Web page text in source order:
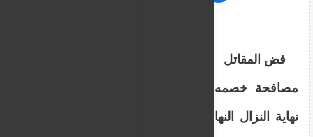
فض المقاتل الكازاخستاني سيريك ألديار
مصافحة خصمه الإسرائيلي عمري حبيب بعد
نهاية النزال النهائي، الذي جمعهما ضمن بطولة